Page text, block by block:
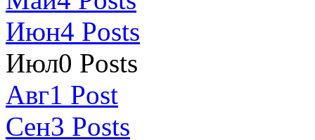
Июн4 Posts
Июл0 Posts
Авг1 Post
Сен3 Posts